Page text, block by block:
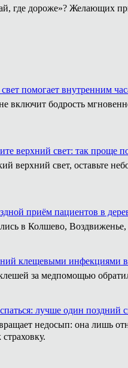
где дороже»? Желающих
помогает внутренним
включит бодрость
верхний свет: так проще
верхний свет, оставьте
приём пациентов в
в Колшево,
клещевыми инфекциями
за медпомощью
лучше один поздний
недосып: она лишь